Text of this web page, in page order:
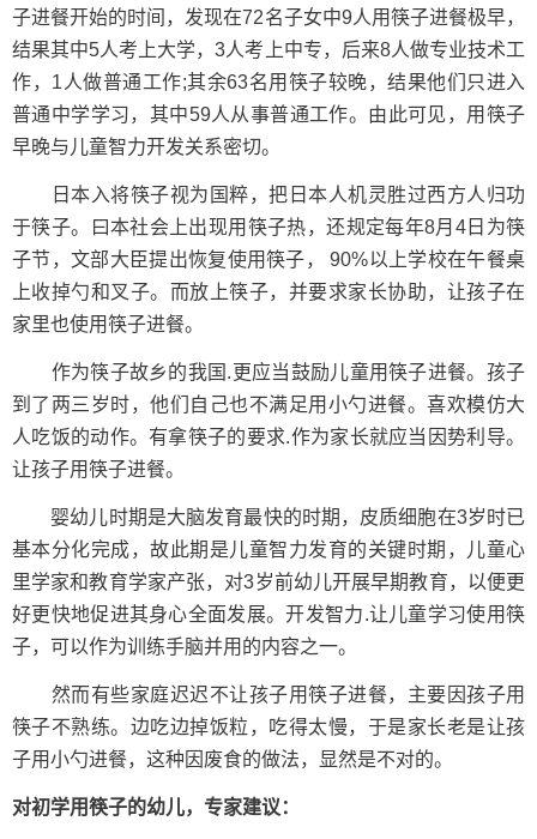
子进餐开始的时间，发现在72名子女中9人用筷子进餐极早，
结果其中5人考上大学，3人考上中专，后来8人做专业技术工
作，1人做普通工作;其余63名用筷子较晚，结果他们只进入
普通中学学习，其中59人从事普通工作。由此可见，用筷子
早晚与儿童智力开发关系密切。
日本入将筷子视为国粹，把日本人机灵胜过西方人归功
于筷子。曰本社会上出现用筷子热，还规定每年8月4日为筷
子节，文部大臣提出恢复使用筷子， 90%以上学校在午餐桌
上收掉勺和叉子。而放上筷子，并要求家长协助，让孩子在
家里也使用筷子进餐。
作为筷子故乡的我国.更应当鼓励儿童用筷子进餐。孩子
到了两三岁时，他们自己也不满足用小勺进餐。喜欢模仿大
人吃饭的动作。有拿筷子的要求.作为家长就应当因势利导。
让孩子用筷子进餐。
婴幼儿时期是大脑发育最快的时期，皮质细胞在3岁时已
基本分化完成，故此期是儿童智力发育的关键时期，儿童心
里学家和教育学家产张，对3岁前幼儿开展早期教育，以便更
好更快地促进其身心全面发展。开发智力.让儿童学习使用筷
子，可以作为训练手脑并用的内容之一。
然而有些家庭迟迟不让孩子用筷子进餐，主要因孩子用
筷子不熟练。边吃边掉饭粒，吃得太慢，于是家长老是让孩
子用小勺进餐，这种因废食的做法，显然是不对的。
对初学用筷子的幼儿，专家建议：